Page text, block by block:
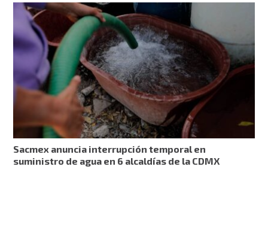
Sacmex anuncia interrupción temporal en
suministro de agua en 6 alcaldías de la CDMX